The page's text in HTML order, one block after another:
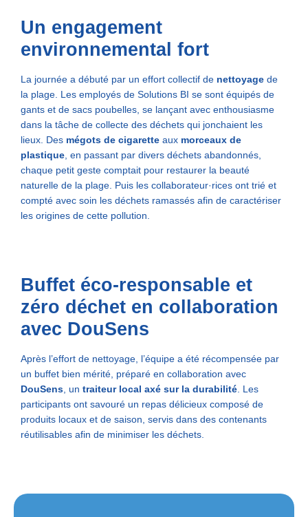
Un engagement
environnemental fort
La journée a débuté par un effort collectif de nettoyage de
la plage. Les employés de Solutions BI se sont équipés de
gants et de sacs poubelles, se lançant avec enthousiasme
dans la tâche de collecte des déchets qui jonchaient les
lieux. Des mégots de cigarette aux morceaux de
plastique , en passant par divers déchets abandonnés,
chaque petit geste comptait pour restaurer la beauté
naturelle de la plage. Puis les collaborateur·rices ont trié et
compté avec soin les déchets ramassés afin de caractériser
les origines de cette pollution.
Buffet éco-responsable et
zéro déchet en collaboration
avec DouSens
Après l’effort de nettoyage, l’équipe a été récompensée par
un buffet bien mérité, préparé en collaboration avec
DouSens , un traiteur local axé sur la durabilité . Les
participants ont savouré un repas délicieux composé de
produits locaux et de saison, servis dans des contenants
réutilisables afin de minimiser les déchets.